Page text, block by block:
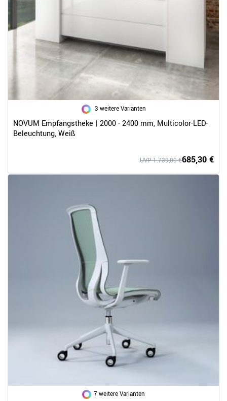
3 weitere Varianten
NOVUM Empfangstheke | 2000 - 2400 mm, Multicolor-LED-
Beleuchtung, Weiß
685,30 €
UVP 1.739,00 €
7 weitere Varianten